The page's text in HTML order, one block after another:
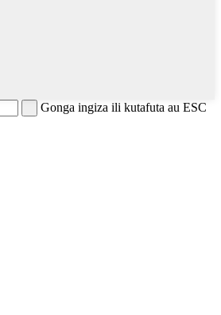
Gonga ingiza ili kutafuta au ESC